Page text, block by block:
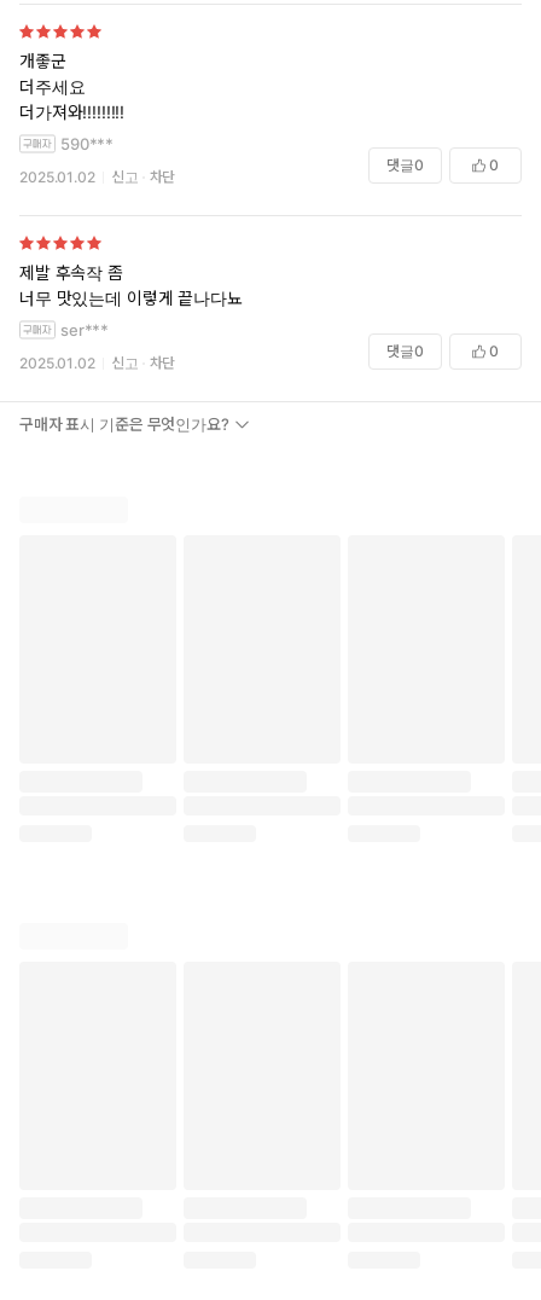
개좋군
더주세요
더가져와!!!!!!!!!
590***
2025.01.02 신고 차단
댓글0 0
제발 후속작 좀
너무 맛있는데 이렇게 끝나다뇨
ser***
2025.01.02 신고 차단
댓글0 0
구매자 표시 기준은 무엇인가요?